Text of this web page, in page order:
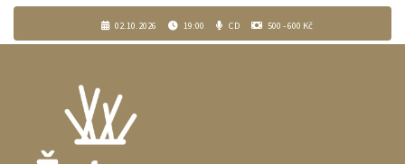
02.10.2026 19:00 CD 500 - 600 Kč